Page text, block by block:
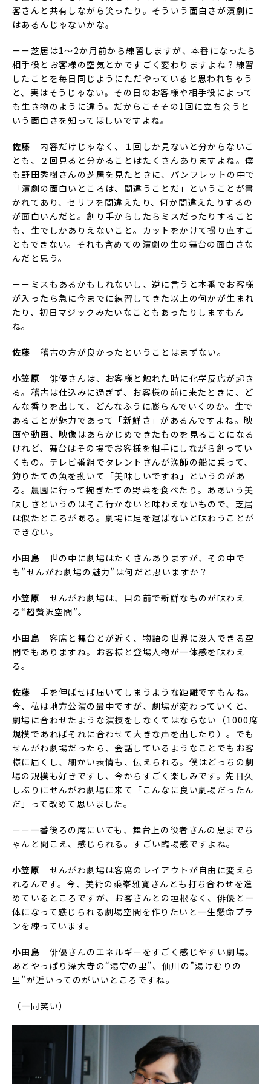
客さんと共有しながら笑ったり。そういう面白さが演劇に
はあるんじゃないかな。
ーー芝居は1～2か月前から練習しますが、本番になったら
相手役とお客様の空気とかですごく変わりますよね？練習
したことを毎日同じようにただやっていると思われちゃう
と、実はそうじゃない。その日のお客様や相手役によって
も生き物のように違う。だからこそその1回に立ち会うと
いう面白さを知ってほしいですよね。
佐藤 内容だけじゃなく、１回しか見ないと分からないこ
とも、２回見ると分かることはたくさんありますよね。僕
も野田秀樹さんの芝居を見たときに、パンフレットの中で
「演劇の面白いところは、間違うことだ」ということが書
かれてあり、セリフを間違えたり、何か間違えたりするの
が面白いんだと。創り手からしたらミスだったりすること
も、生でしかありえないこと。カットをかけて撮り直すこ
ともできない。それも含めての演劇の生の舞台の面白さな
んだと思う。
ーーミスもあるかもしれないし、逆に言うと本番でお客様
が入ったら急に今までに練習してきた以上の何かが生まれ
たり、初日マジックみたいなこともあったりしますもん
ね。
佐藤 稽古の方が良かったということはまずない。
小笠原
俳優さんは、お客様と触れた時に化学反応が起き
る。稽古は仕込みに過ぎず、お客様の前に来たときに、ど
んな香りを出して、どんなふうに膨らんでいくのか。生で
あることが魅力であって「新鮮さ」があるんですよね。映
画や動画、映像はあらかじめできたものを見ることになる
けれど、舞台はその場でお客様を相手にしながら創ってい
くもの。テレビ番組でタレントさんが漁師の船に乗って、
釣りたての魚を捌いて「美味しいですね」というのがあ
る。農園に行って捥ぎたての野菜を食べたり。ああいう美
味しさというのはそこ行かないと味わえないもので、芝居
は似たところがある。劇場に足を運ばないと味わうことが
できない。
小田島 世の中に劇場はたくさんありますが、その中で
も”せんがわ劇場の魅力”は何だと思いますか？
小笠原
せんがわ劇場は、目の前で新鮮なものが味わえ
る“超贅沢空間”。
小田島 客席と舞台とが近く、物語の世界に没入できる空
間でもありますね。お客様と登場人物が一体感を味わえ
る。
佐藤 手を伸ばせば届いてしまうような距離ですもんね。
今、私は地方公演の最中ですが、劇場が変わっていくと、
劇場に合わせたような演技をしなくてはならない（1000席
規模であればそれに合わせて大きな声を出したり）。でも
せんがわ劇場だったら、会話しているようなことでもお客
様に届くし、細かい表情も、伝えられる。僕はどっちの劇
場の規模も好きですし、今からすごく楽しみです。先日久
しぶりにせんがわ劇場に来て「こんなに良い劇場だったん
だ」って改めて思いました。
ーー一番後ろの席にいても、舞台上の役者さんの息までち
ゃんと聞こえ、感じられる。すごい臨場感ですよね。
小笠原
せんがわ劇場は客席のレイアウトが自由に変えら
れるんです。今、美術の乘峯雅寛さんとも打ち合わせを進
めているところですが、お客さんとの垣根なく、俳優と一
体になって感じられる劇場空間を作りたいと一生懸命プラ
ンを練っています。
小田島 俳優さんのエネルギーをすごく感じやすい劇場。
あとやっぱり深大寺の“湯守の里”、仙川の”湯けむりの
里”が近いってのがいいところですね。
（一同笑い）